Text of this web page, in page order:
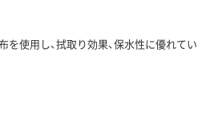
使用し、拭取り効果、保水性に優れてい